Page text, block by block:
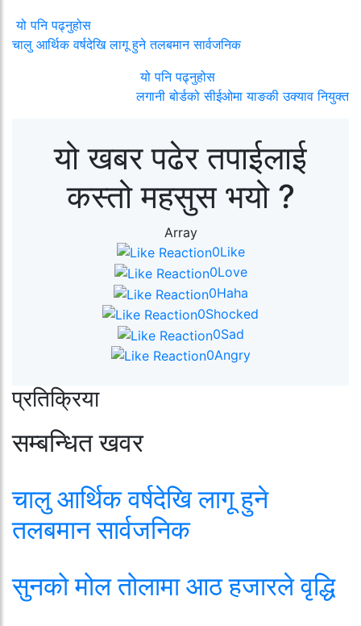
यो पनि पढ्नुहोस
चालु आर्थिक वर्षदेखि लागू हुने तलबमान सार्वजनिक
यो पनि पढ्नुहोस
लगानी बोर्डको सीईओमा याङकी उक्याव नियुक्त
यो खबर पढेर तपाईलाई
कस्तो महसुस भयो ?
Array
0Like
0Love
0Haha
0Shocked
0Sad
0Angry
प्रतिक्रिया
सम्बन्धित खवर
चालु आर्थिक वर्षदेखि लागू हुने
तलबमान सार्वजनिक
सुनको मोल तोलामा आठ हजारले वृद्धि